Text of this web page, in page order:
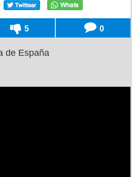
5 0
de España